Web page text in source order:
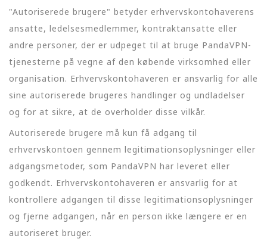
"Autoriserede brugere" betyder erhvervskontohaverens
ansatte, ledelsesmedlemmer, kontraktansatte eller
andre personer, der er udpeget til at bruge PandaVPN-
tjenesterne på vegne af den købende virksomhed eller
organisation. Erhvervskontohaveren er ansvarlig for alle
sine autoriserede brugeres handlinger og undladelser
og for at sikre, at de overholder disse vilkår.
Autoriserede brugere må kun få adgang til
erhvervskontoen gennem legitimationsoplysninger eller
adgangsmetoder, som PandaVPN har leveret eller
godkendt. Erhvervskontohaveren er ansvarlig for at
kontrollere adgangen til disse legitimationsoplysninger
og fjerne adgangen, når en person ikke længere er en
autoriseret bruger.